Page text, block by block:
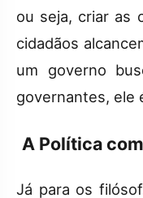
ou seja, criar as
cidadãos
um governo
governantes, ele
A Política
Já para os